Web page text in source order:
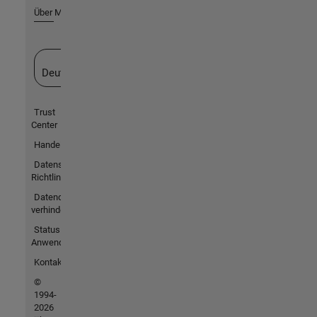
Über MathWorks
Deutschland
Trust
Center
Handelsmarken
Datenschutz-
Richtlinien
Datendiebstahl
verhindern
Status von
Anwendungen
Kontakt
©
1994-
2026